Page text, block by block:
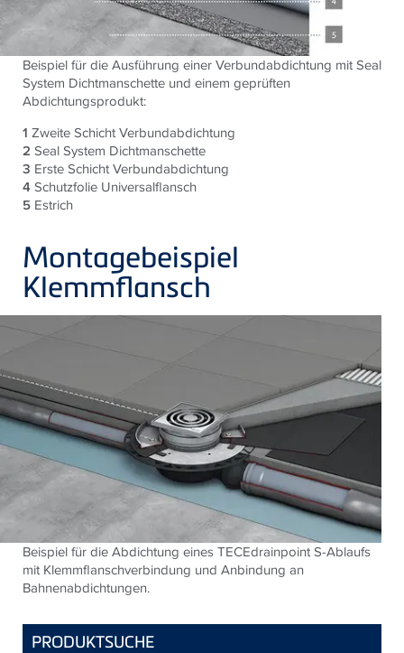
Beispiel für die Ausführung einer Verbundabdichtung mit Seal
System Dichtmanschette und einem geprüften
Abdichtungsprodukt:
1 Zweite Schicht Verbundabdichtung
2 Seal System Dichtmanschette
3 Erste Schicht Verbundabdichtung
4Schutzfolie Universalflansch
5 Estrich
Montagebeispiel
Klemmflansch
Beispiel für die Abdichtung eines TECEdrainpoint S-Ablaufs
mit Klemmflanschverbindung und Anbindung an
Bahnenabdichtungen.
PRODUKTSUCHE